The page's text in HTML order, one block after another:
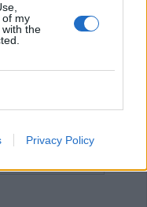
of my
the
Privacy Policy